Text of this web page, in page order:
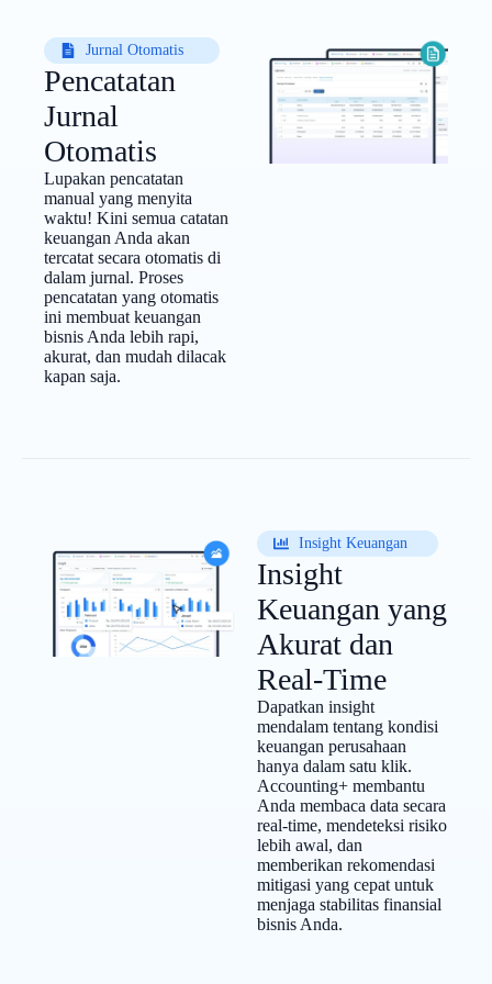
Jurnal Otomatis
Pencatatan
Jurnal
Otomatis
Lupakan pencatatan
manual yang menyita
waktu! Kini semua catatan
keuangan Anda akan
tercatat secara otomatis di
dalam jurnal. Proses
pencatatan yang otomatis
ini membuat keuangan
bisnis Anda lebih rapi,
akurat, dan mudah dilacak
kapan saja.
Insight Keuangan
Insight
Keuangan yang
Akurat dan
Real-Time
Dapatkan insight
mendalam tentang kondisi
keuangan perusahaan
hanya dalam satu klik.
Accounting+ membantu
Anda membaca data secara
real-time, mendeteksi risiko
lebih awal, dan
memberikan rekomendasi
mitigasi yang cepat untuk
menjaga stabilitas finansial
bisnis Anda.